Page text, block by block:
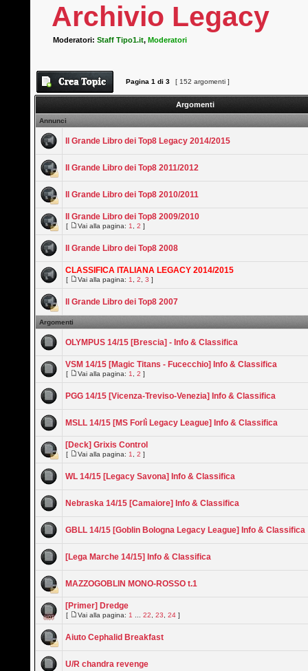
Archivio Legacy
Moderatori:Staff Tipo1.it,Moderatori
Pagina1 di3 [ 152 argomenti ]
Argomenti
Annunci
Il Grande Libro dei Top8 Legacy 2014/2015
Il Grande Libro dei Top8 2011/2012
Il Grande Libro dei Top8 2010/2011
Il Grande Libro dei Top8 2009/2010
[ Vai alla pagina: 1 ,2 ]
Il Grande Libro dei Top8 2008
CLASSIFICA ITALIANA LEGACY 2014/2015
[ Vai alla pagina: 1 ,2 ,3 ]
Il Grande Libro dei Top8 2007
Argomenti
OLYMPUS 14/15 [Brescia] - Info & Classifica
VSM 14/15 [Magic Titans - Fucecchio] Info & Classifica
[ Vai alla pagina: 1 ,2 ]
PGG 14/15 [Vicenza-Treviso-Venezia] Info & Classifica
MSLL 14/15 [MS Forlì Legacy League] Info & Classifica
[Deck] Grixis Control
[ Vai alla pagina: 1 ,2 ]
WL 14/15 [Legacy Savona] Info & Classifica
Nebraska 14/15 [Camaiore] Info & Classifica
GBLL 14/15 [Goblin Bologna Legacy League] Info & Classifica
[Lega Marche 14/15] Info & Classifica
MAZZOGOBLIN MONO-ROSSO t.1
[Primer] Dredge
[ Vai alla pagina: 1 ...22 ,23 ,24 ]
Aiuto Cephalid Breakfast
U/R chandra revenge